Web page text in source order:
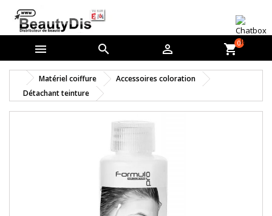
   shopping_cart0
Matériel coiffure
Accessoires coloration
Détachant teinture